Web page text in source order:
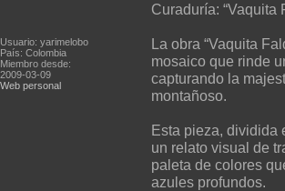
Usuario: yarimelobo
País: Colombia
Miembro desde:
2009-03-09
Web personal
Curaduría: “Vaquita
La obra “Vaquita
mosaico que rinde
capturando la
montañoso.
Esta pieza, dividida
un relato visual de
paleta de colores
azules profundos.